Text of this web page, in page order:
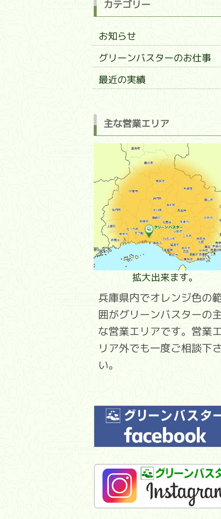
カテゴリー
お知らせ
グリーンバスターのお仕事
最近の実績
主な営業エリア
拡大出来ます。
兵庫県内でオレンジ色の
囲がグリーンバスターの
な営業エリアです。営業
リア外でも一度ご相談下
い。